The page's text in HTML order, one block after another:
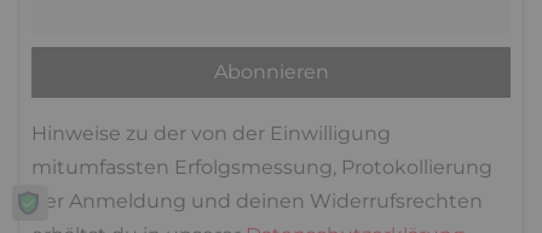
Hinweise zu der von der Einwilligung
mitumfassten Erfolgsmessung, Protokollierung
der Anmeldung und deinen Widerrufsrechten